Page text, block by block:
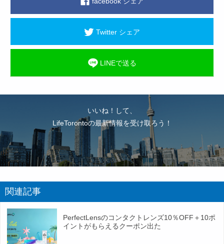
Twitter シェア
LINEで送る
いいね！して、
LifeTorontoの最新情報を受け取ろう！
関連記事
PerfectLensのコンタクトレンズ10％OFF＋10ポ
イントがもらえるクーポン出た